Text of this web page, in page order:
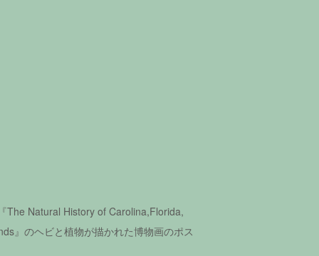
The Natural History of Carolina,Florida,
』のヘビと植物が描かれた博物画のポス